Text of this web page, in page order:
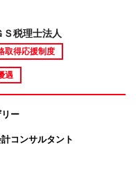
税理士法人
取得応援制度
遇
ー
コンサルタント